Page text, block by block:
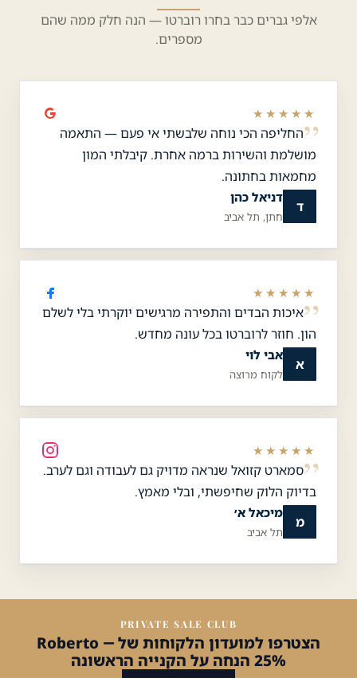
אלפי גברים כבר בחרו רוברטו — הנה חלק ממה שהם
מספרים.
★★★★★
החליפה הכי נוחה שלבשתי אי פעם — התאמה
מושלמת והשירות ברמה אחרת. קיבלתי המון
מחמאות בחתונה.
ד
דניאל כהן
חתן, תל אביב
★★★★★
איכות הבדים והתפירה מרגישים יוקרתי בלי לשלם
הון. חוזר לרוברטו בכל עונה מחדש.
א
אבי לוי
לקוח מרוצה
★★★★★
סמארט קזואל שנראה מדויק גם לעבודה וגם לערב.
בדיוק הלוק שחיפשתי, ובלי מאמץ.
מ
מיכאל א׳
תל אביב
PRIVATE SALE CLUB
הצטרפו למועדון הלקוחות של Roberto —
25% הנחה על הקנייה הראשונה